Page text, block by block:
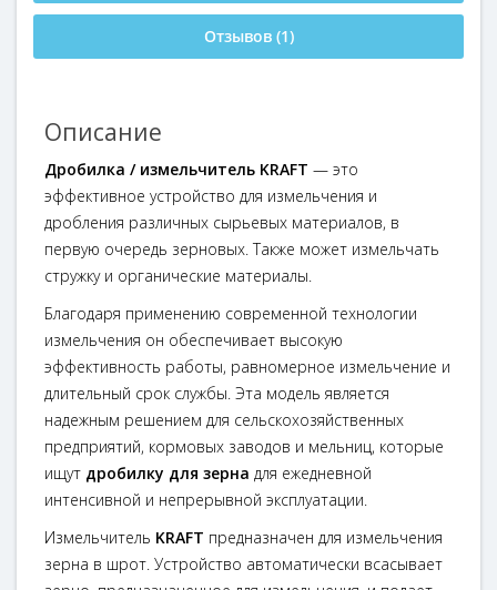
Отзывов (1)
Описание
Дробилка / измельчитель KRAFT — это
эффективное устройство для измельчения и
дробления различных сырьевых материалов, в
первую очередь зерновых. Также может измельчать
стружку и органические материалы.
Благодаря применению современной технологии
измельчения он обеспечивает высокую
эффективность работы, равномерное измельчение и
длительный срок службы. Эта модель является
надежным решением для сельскохозяйственных
предприятий, кормовых заводов и мельниц, которые
ищут дробилку для зерна для ежедневной
интенсивной и непрерывной эксплуатации.
Измельчитель KRAFT предназначен для измельчения
зерна в шрот. Устройство автоматически всасывает